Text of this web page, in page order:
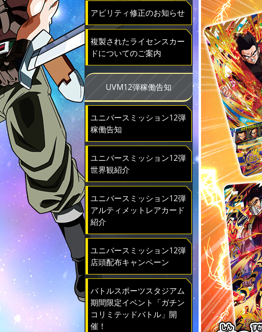
アビリティ修正のお知らせ
複製されたライセンスカー
ドについてのご案内
UVM12弾稼働告知
ユニバースミッション12弾
稼働告知
ユニバースミッション12弾
世界観紹介
ユニバースミッション12弾
アルティメットレアカード
紹介
ユニバースミッション12弾
店頭配布キャンペーン
バトルスポーツスタジアム
期間限定イベント「ガチン
コリミテッドバトル」開
催！